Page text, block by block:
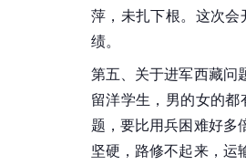
萍 ，未扎下根。这次
绩。
第五、关于进军西藏问
留洋学生，男的女的
题，要比用兵困难好多
坚硬，路修不起来，运